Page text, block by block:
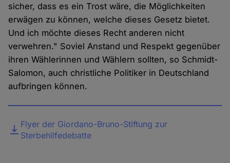
sicher, dass es ein Trost wäre, die Möglichkeiten
erwägen zu können, welche dieses Gesetz bietet.
Und ich möchte dieses Recht anderen nicht
verwehren." Soviel Anstand und Respekt gegenüber
ihren Wählerinnen und Wählern sollten, so Schmidt-
Salomon, auch christliche Politiker in Deutschland
aufbringen können.
DateiFlyer der Giordano-Bruno-Stiftung zur
Sterbehilfedebatte